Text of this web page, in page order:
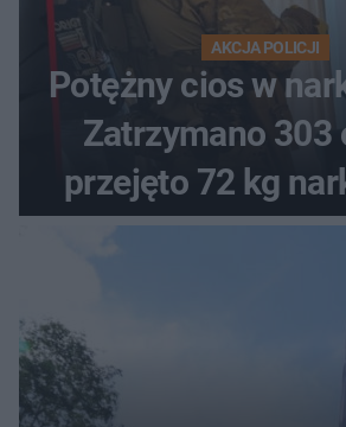
AKCJA POLICJI
Potężny cios w
Zatrzymano 303 osoby i
przejęto 72 kg